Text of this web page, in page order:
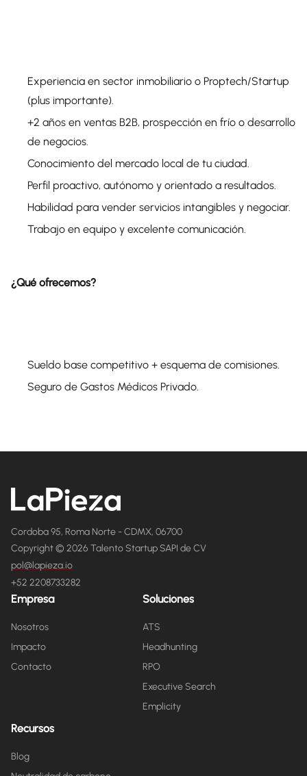
Experiencia en sector inmobiliario o Proptech/Startup
(plus importante).
+2 años en ventas B2B, prospección en frío o desarrollo
de negocios.
Conocimiento del mercado local de tu ciudad.
Perfil proactivo, autónomo y orientado a resultados.
Habilidad para vender servicios intangibles y negociar.
Trabajo en equipo y excelente comunicación.
¿Qué ofrecemos?
Sueldo base competitivo + esquema de comisiones.
Seguro de Gastos Médicos Privado.
Cordoba 95, Roma Norte - CDMX, 06700
Copyright © 2026 Talento Startup SAPI de CV
pol@lapieza.io
+52 2208733282
Empresa
Nosotros
Impacto
Contacto
Soluciones
ATS
Headhunting
RPO
Executive Search
Emplicity
Recursos
Blog